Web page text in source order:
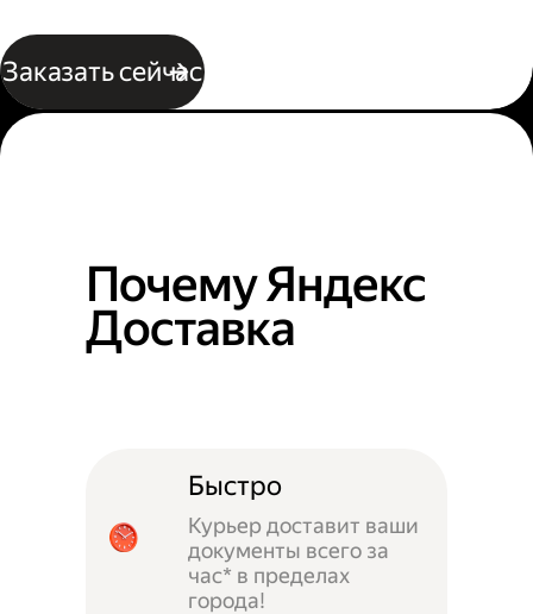
Заказать сейчас
Почему Яндекс
Доставка
Быстро
Курьер доставит ваши
документы всего за
час* в пределах
города!